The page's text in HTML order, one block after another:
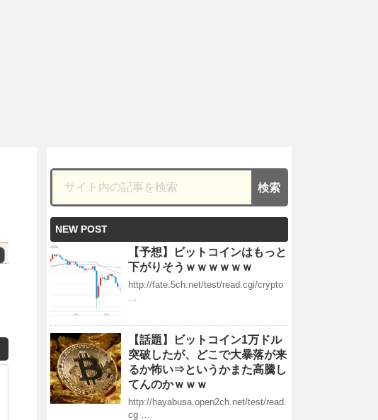
NEW POST
【予想】ビットコインはもっと
下がりそうｗｗｗｗｗｗ
http://fate.5ch.net/test/read.cgi/crypto
…
【話題】ビットコイン1万ドル
突破したが、どこで大暴落が来
るか怖い⇒というかまた高騰し
てんのかｗｗｗ
http://hayabusa.open2ch.net/test/read.
cg …